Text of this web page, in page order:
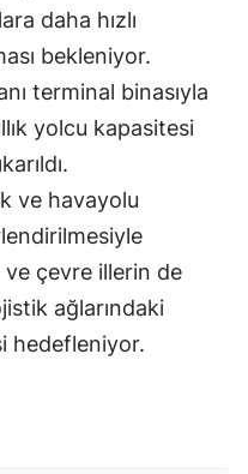
daha hızlı
bekleniyor.
terminal binasıyla
yolcu kapasitesi
ve havayolu
ve çevre illerin de
ağlarındaki
hedefleniyor.